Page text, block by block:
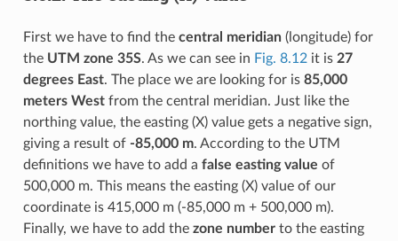
First we have to find the central meridian(longitude) for
the UTM zone 35S. As we can see in Fig. 8.12it is 27
degrees East. The place we are looking for is 85,000
meters Westfrom the central meridian. Just like the
northing value, the easting (X) value gets a negative sign,
giving a result of -85,000 m. According to the UTM
definitions we have to add a false easting value of
500,000 m. This means the easting (X) value of our
coordinate is 415,000 m (-85,000 m + 500,000 m).
Finally, we have to add the zone numberto the easting